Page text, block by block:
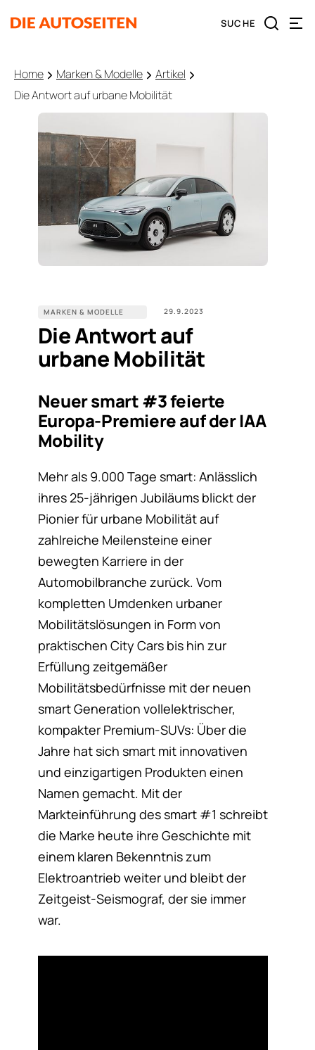
Home Marken & Modelle
Artikel
Die Antwort auf urbane Mobilität
MARKEN & MODELLE 29.9.2023
Die Antwort auf
urbane Mobilität
Neuer smart #3 feierte
Europa-Premiere auf der IAA
Mobility
Mehr als 9.000 Tage smart: Anlässlich
ihres 25-jährigen Jubiläums blickt der
Pionier für urbane Mobilität auf
zahlreiche Meilensteine einer
bewegten Karriere in der
Automobilbranche zurück. Vom
kompletten Umdenken urbaner
Mobilitätslösungen in Form von
praktischen City Cars bis hin zur
Erfüllung zeitgemäßer
Mobilitätsbedürfnisse mit der neuen
smart Generation vollelektrischer,
kompakter Premium-SUVs: Über die
Jahre hat sich smart mit innovativen
und einzigartigen Produkten einen
Namen gemacht. Mit der
Markteinführung des smart #1 schreibt
die Marke heute ihre Geschichte mit
einem klaren Bekenntnis zum
Elektroantrieb weiter und bleibt der
Zeitgeist-Seismograf, der sie immer
war.